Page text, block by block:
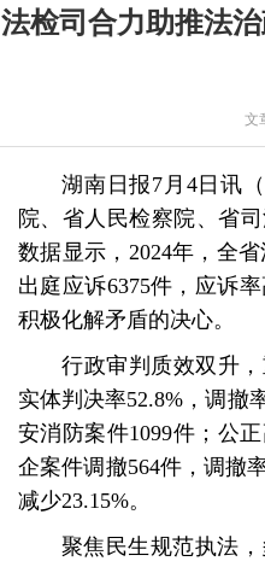
法检司合力助推法
文
湖南日报7月4日讯
院、省人民检察院、省
数据显示，2024年，全
出庭应诉6375件，应诉
积极化解矛盾的决心。
行政审判质效双升
实体判决率52.8%，调撤
安消防案件1099件；公
企案件调撤564件，调撤
减少23.15%。
聚焦民生规范执法